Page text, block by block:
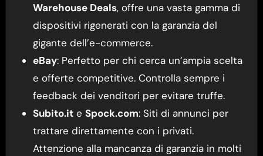
Warehouse Deals, offre una vasta gamma di
dispositivi rigenerati con la garanzia del
gigante dell’e-commerce.
eBay: Perfetto per chi cerca un’ampia scelta
e offerte competitive. Controlla sempre i
feedback dei venditori per evitare truffe.
Subito.ite Spock.com: Siti di annunci per
trattare direttamente con i privati.
Attenzione alla mancanza di garanzia in molti